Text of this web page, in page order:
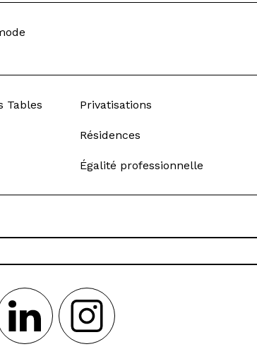
Tables Privatisations
Résidences
Égalité professionnelle